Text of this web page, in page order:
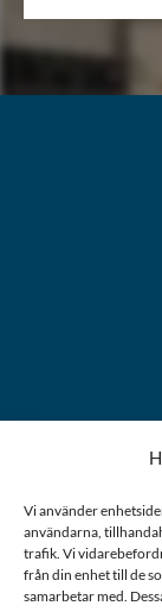
Vi använder
användarna,
trafik. Vi
från din enhet till de
samarbetar med.